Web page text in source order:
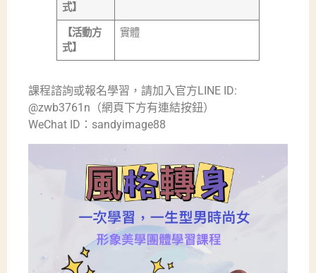
式】
【活動方
式】
實體
課程諮詢或報名學習，請加入官方LINE ID:
@zwb3761n（網頁下方有連結按鈕）
WeChat ID：sandyimage88